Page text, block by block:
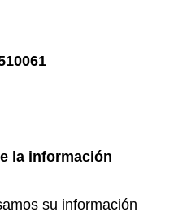
la información
su información